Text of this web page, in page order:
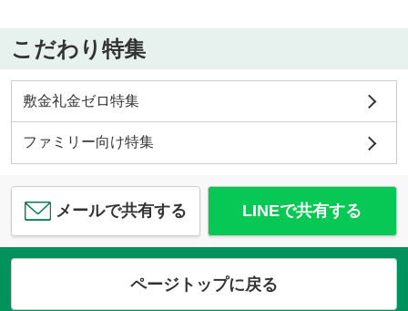
こだわり特集
敷金礼金ゼロ特集
ファミリー向け特集
メールで共有する LINEで共有する
ページトップに戻る